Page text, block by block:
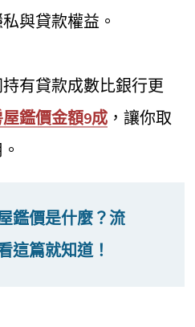
與貸款權益。
有貸款成數比銀行更
鑑價金額9成 ，讓你取
鑑價是什麼？流
這篇就知道！